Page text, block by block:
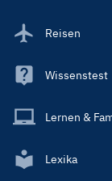
Reisen
Wissenstest
Lernen &
Lexika